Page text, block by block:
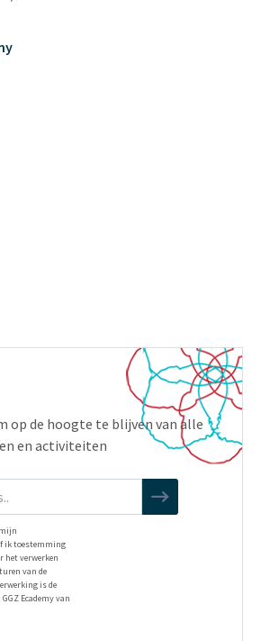
op de hoogte te blijven van alle
en activiteiten
ik toestemming
het verwerken
van de
is de
Ecademy van